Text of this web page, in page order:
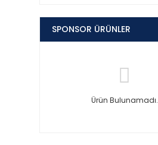
SPONSOR ÜRÜNLER
Ürün Bulunamadı.